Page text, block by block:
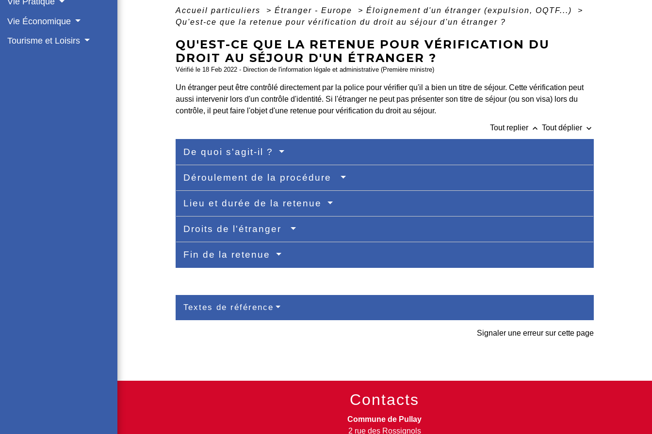
Vie Économique
Tourisme et Loisirs
Accueil particuliers > Étranger - Europe > Éloignement d'un étranger (expulsion, OQTF...)
>
Qu'est-ce que la retenue pour vérification du droit au séjour d'un étranger ?
QU'EST-CE QUE LA RETENUE POUR VÉRIFICATION DU
DROIT AU SÉJOUR D'UN ÉTRANGER ?
Vérifié le 18 Feb 2022 - Direction de l'information légale et administrative (Première ministre)
Un étranger peut être contrôlé directement par la police pour vérifier qu'il a bien un titre de séjour. Cette vérification peut
aussi intervenir lors d'un contrôle d'identité. Si l'étranger ne peut pas présenter son titre de séjour (ou son visa) lors du
contrôle, il peut faire l'objet d'une retenue pour vérification du droit au séjour.
Tout replier keyboard_arrow_up Tout déplier keyboard_arrow_down
De quoi s'agit-il ?
Déroulement de la procédure
Lieu et durée de la retenue
Droits de l'étranger
Fin de la retenue
Textes de référence
Signaler une erreur sur cette page
Contacts
Commune de Pullay
2 rue des Rossignols